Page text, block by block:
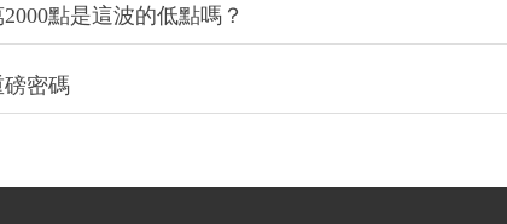
點是這波的低點嗎？
密碼